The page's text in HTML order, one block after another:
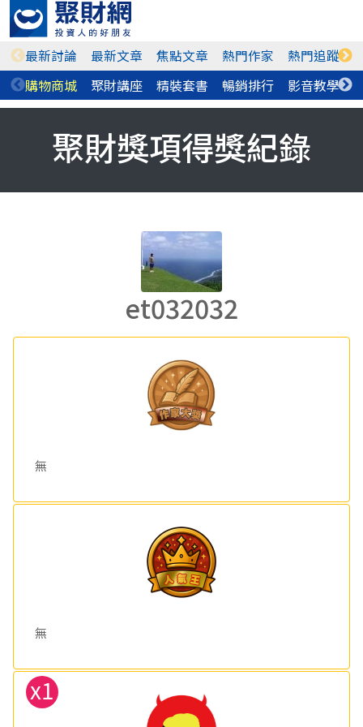
最新討論 最新文章 焦點文章 熱門作家 熱門追蹤
購物商城 聚財講座 精裝套書 暢銷排行 影音教學
聚財獎項得獎紀錄
et032032
無
無
x1